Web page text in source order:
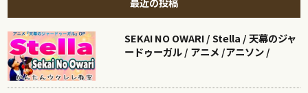
SEKAI NO OWARI / Stella / 天幕のジャ
ードゥーガル / アニメ /アニソン /